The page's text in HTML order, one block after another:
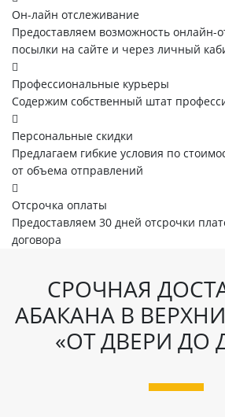
Он-лайн отслеживание
Предоставляем возможность онлайн-
посылки на сайте и через личный
Профессиональные курьеры
Содержим собственный штат
Персональные скидки
Предлагаем гибкие условия по
от объема отправлений
Отсрочка оплаты
Предоставляем 30 дней отсрочки
договора
СРОЧНАЯ
АБАКАНА В
«ОТ ДВЕРИ ДО